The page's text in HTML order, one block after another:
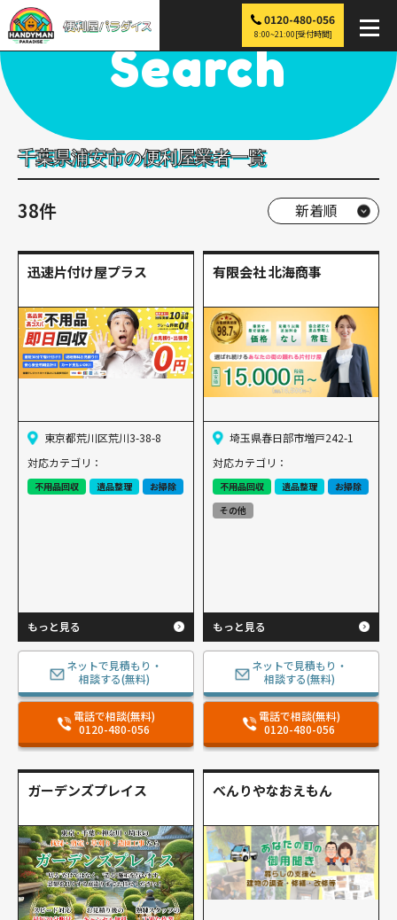
0120-480-056
8:00~21:00[受付時間]
便利屋パラダイス > 探す > 浦安市
Search
千葉県浦安市の便利屋業者一覧
38件
迅速片付け屋プラス
東京都荒川区荒川3-38-8
対応カテゴリ：
不用品回収 遺品整理 お掃除
もっと見る
ネットで見積もり・
相談する(無料)
電話で相談(無料)
0120-480-056
有限会社 北海商事
埼玉県春日部市増戸242-1
対応カテゴリ：
不用品回収 遺品整理
お掃除
その他
もっと見る
ネットで見積もり・
相談する(無料)
電話で相談(無料)
0120-480-056
ガーデンズプレイス べんりやなおえもん